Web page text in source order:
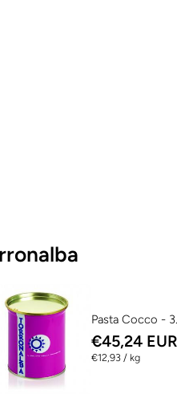
Pasta Cocco -
€45,24 EUR
€12,93 / per
kg